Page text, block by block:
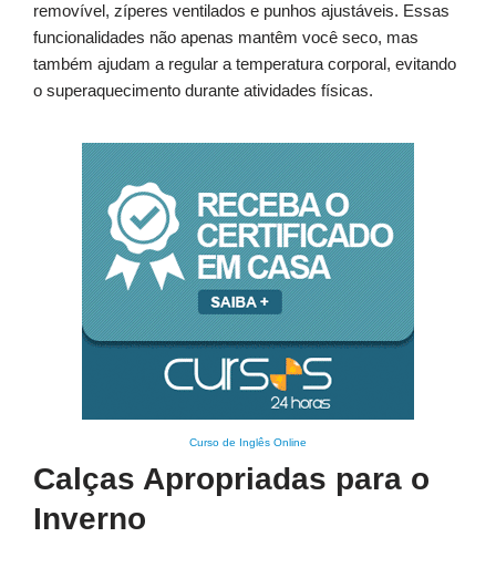
removível, zíperes ventilados e punhos ajustáveis. Essas
funcionalidades não apenas mantêm você seco, mas
também ajudam a regular a temperatura corporal, evitando
o superaquecimento durante atividades físicas.
Curso de Inglês Online
Calças Apropriadas para o
Inverno